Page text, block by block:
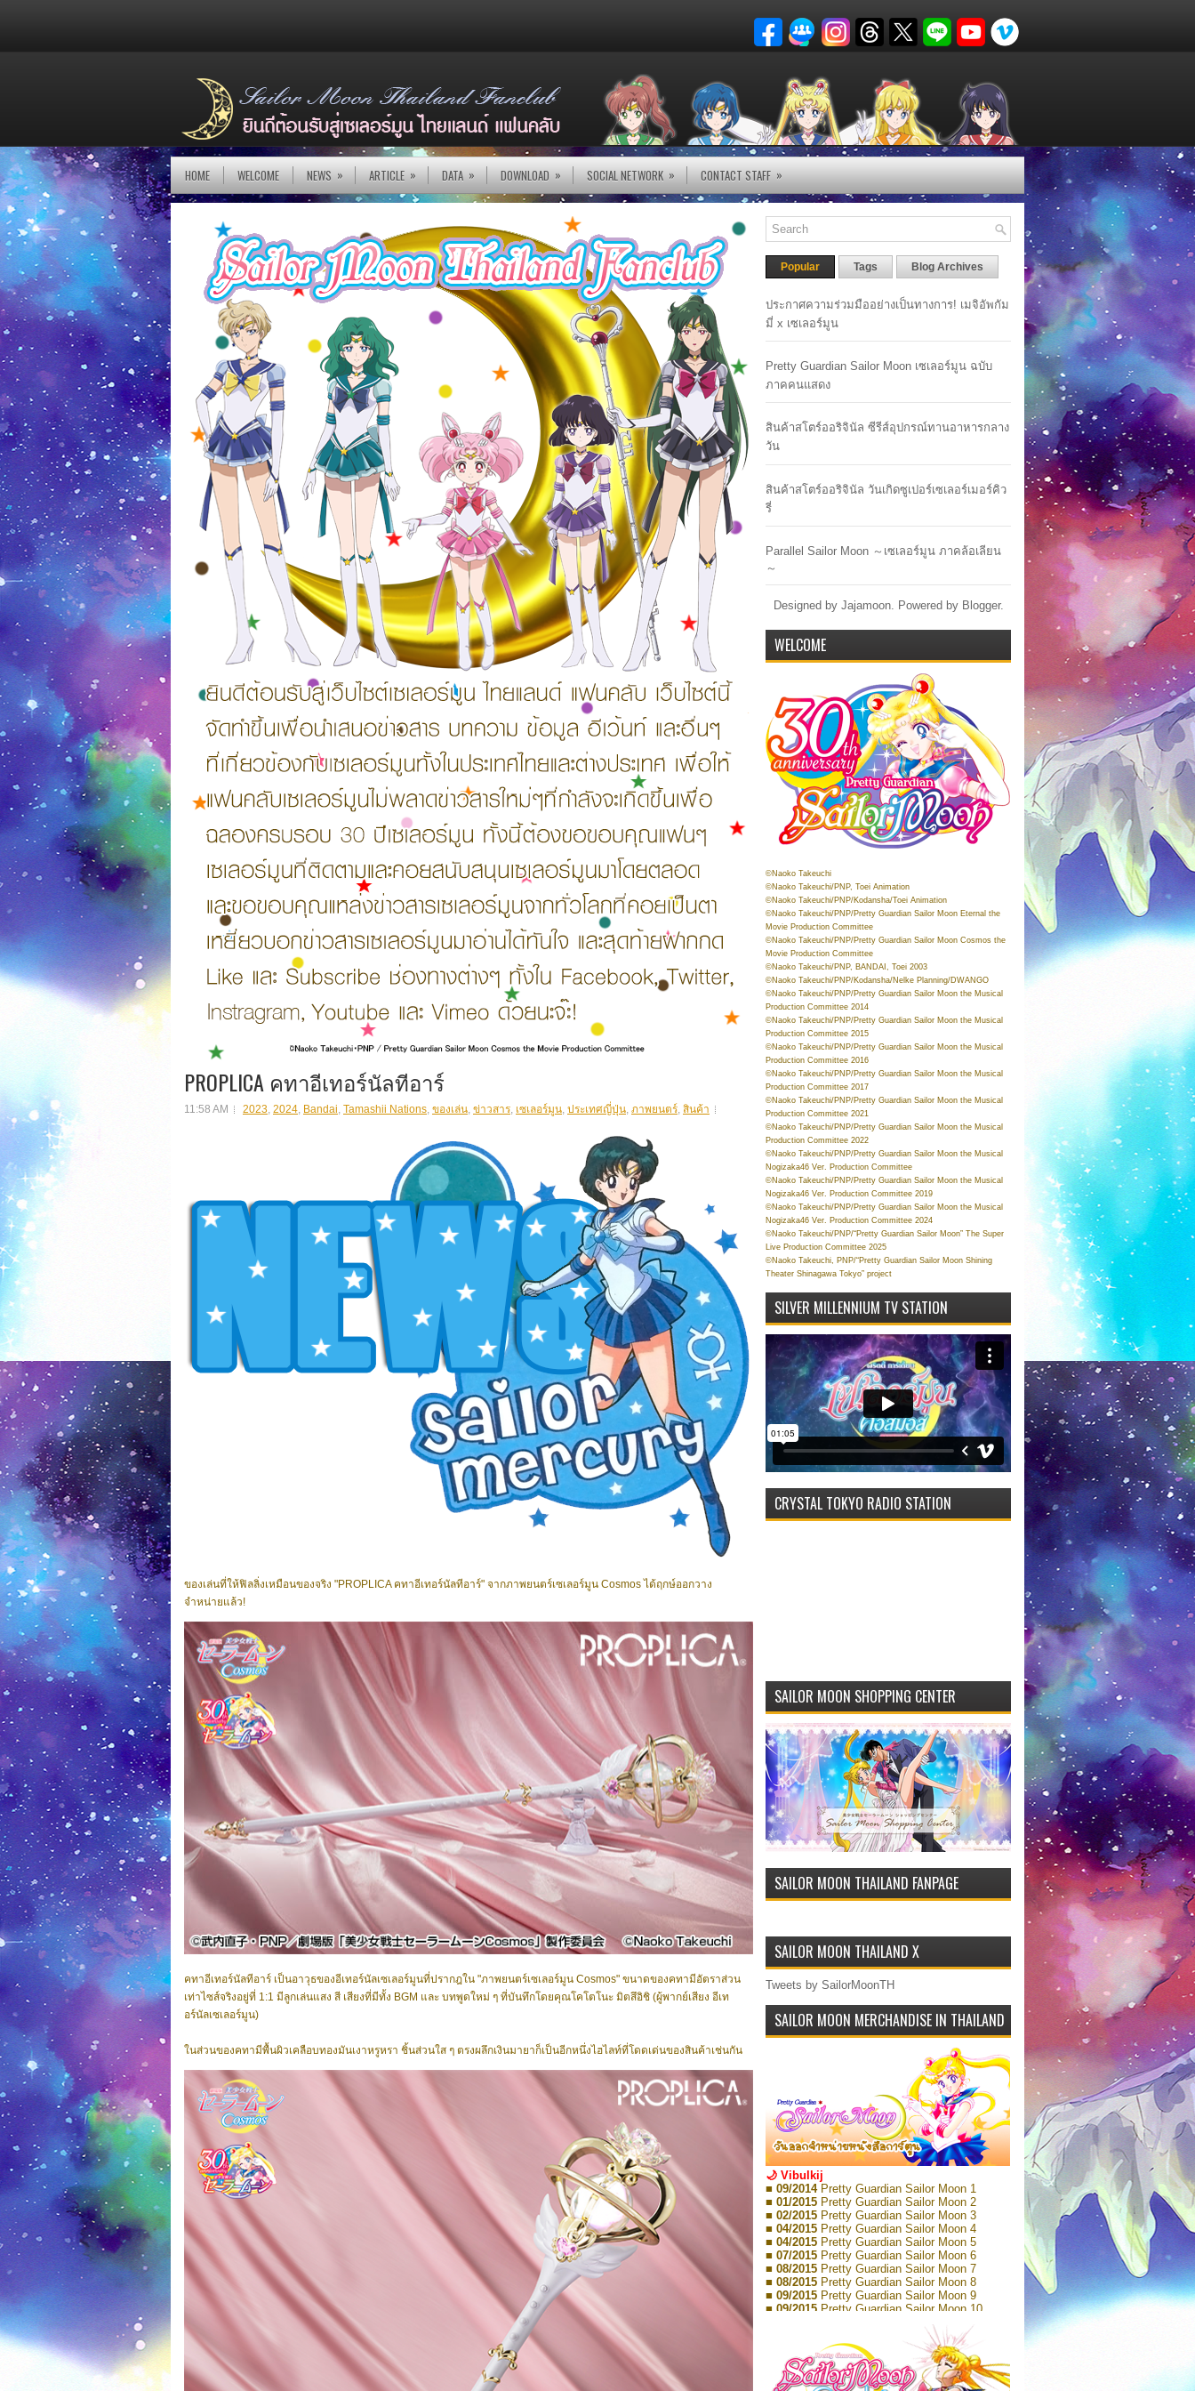
HOME WELCOME NEWS » ARTICLE » DATA » DOWNLOAD » SOCIAL NETWORK » CONTACT STAFF »
PROPLICA คทาอีเทอร์นัลทีอาร์
11:58 AM 2023, 2024, Bandai, Tamashii Nations, ของเล่น, ข่าวสาร, เซเลอร์มูน, ประเทศญี่ปุ่น, ภาพยนตร์, สินค้า
ของเล่นที่ให้ฟิลลิ่งเหมือนของจริง "PROPLICA คทาอีเทอร์นัลทีอาร์" จากภาพยนตร์เซเลอร์มูน Cosmos ได้ฤกษ์ออกวาง
จำหน่ายแล้ว!
คทาอีเทอร์นัลทีอาร์ เป็นอาวุธของอีเทอร์นัลเซเลอร์มูนที่ปรากฎใน "ภาพยนตร์เซเลอร์มูน Cosmos" ขนาดของคทามีอัตราส่วน
เท่าไซส์จริงอยู่ที่ 1:1 มีลูกเล่นแสง สี เสียงที่มีทั้ง BGM และ บทพูดใหม่ ๆ ที่บันทึกโดยคุณโคโตโนะ มิตสึอิชิ (ผู้พากย์เสียง อีเท
อร์นัลเซเลอร์มูน)
ในส่วนของคทามีพื้นผิวเคลือบทองมันเงาหรูหรา ชิ้นส่วนใส ๆ ตรงผลึกเงินมายาก็เป็นอีกหนึ่งไฮไลท์ที่โดดเด่นของสินค้าเช่นกัน
Popular Tags Blog Archives
ประกาศความร่วมมืออย่างเป็นทางการ! เมจิอัพกัม
มี่ x เซเลอร์มูน
Pretty Guardian Sailor Moon เซเลอร์มูน ฉบับ
ภาคคนแสดง
สินค้าสโตร์ออริจินัล ซีรีส์อุปกรณ์ทานอาหารกลาง
วัน
สินค้าสโตร์ออริจินัล วันเกิดซูเปอร์เซเลอร์เมอร์คิว
รี่
Parallel Sailor Moon ～เซเลอร์มูน ภาคล้อเลียน
～
Designed by Jajamoon. Powered by Blogger.
WELCOME
©Naoko Takeuchi
©Naoko Takeuchi/PNP, Toei Animation
©Naoko Takeuchi/PNP/Kodansha/Toei Animation
©Naoko Takeuchi/PNP/Pretty Guardian Sailor Moon Eternal the
Movie Production Committee
©Naoko Takeuchi/PNP/Pretty Guardian Sailor Moon Cosmos the
Movie Production Committee
©Naoko Takeuchi/PNP, BANDAI, Toei 2003
©Naoko Takeuchi/PNP/Kodansha/Nelke Planning/DWANGO
©Naoko Takeuchi/PNP/Pretty Guardian Sailor Moon the Musical
Production Committee 2014
©Naoko Takeuchi/PNP/Pretty Guardian Sailor Moon the Musical
Production Committee 2015
©Naoko Takeuchi/PNP/Pretty Guardian Sailor Moon the Musical
Production Committee 2016
©Naoko Takeuchi/PNP/Pretty Guardian Sailor Moon the Musical
Production Committee 2017
©Naoko Takeuchi/PNP/Pretty Guardian Sailor Moon the Musical
Production Committee 2021
©Naoko Takeuchi/PNP/Pretty Guardian Sailor Moon the Musical
Production Committee 2022
©Naoko Takeuchi/PNP/Pretty Guardian Sailor Moon the Musical
Nogizaka46 Ver. Production Committee
©Naoko Takeuchi/PNP/Pretty Guardian Sailor Moon the Musical
Nogizaka46 Ver. Production Committee 2019
©Naoko Takeuchi/PNP/Pretty Guardian Sailor Moon the Musical
Nogizaka46 Ver. Production Committee 2024
©Naoko Takeuchi/PNP/“Pretty Guardian Sailor Moon” The Super
Live Production Committee 2025
©Naoko Takeuchi, PNP/“Pretty Guardian Sailor Moon Shining
Theater Shinagawa Tokyo” project
SILVER MILLENNIUM TV STATION
CRYSTAL TOKYO RADIO STATION
SAILOR MOON SHOPPING CENTER
SAILOR MOON THAILAND FANPAGE
SAILOR MOON THAILAND X
Tweets by SailorMoonTH
SAILOR MOON MERCHANDISE IN THAILAND
🌙 Vibulkij
■ 09/2014 Pretty Guardian Sailor Moon 1
■ 01/2015 Pretty Guardian Sailor Moon 2
■ 02/2015 Pretty Guardian Sailor Moon 3
■ 04/2015 Pretty Guardian Sailor Moon 4
■ 04/2015 Pretty Guardian Sailor Moon 5
■ 07/2015 Pretty Guardian Sailor Moon 6
■ 08/2015 Pretty Guardian Sailor Moon 7
■ 08/2015 Pretty Guardian Sailor Moon 8
■ 09/2015 Pretty Guardian Sailor Moon 9
■ 09/2015 Pretty Guardian Sailor Moon 10
Pretty Guardian Sailor Moon 11
Pretty Guardian Sailor Moon 12
Pretty Guardian Sailor Moon Short
Stories 1
■ 09/2018Pretty Guardian Sailor Moon Short